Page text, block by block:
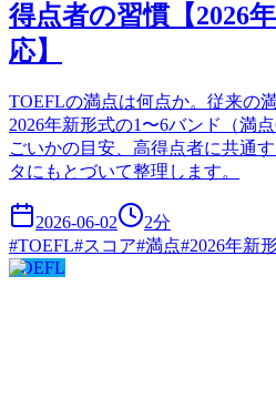
得点者の習慣【2026
応】
TOEFLの満点は何点か。従来の
2026年新形式の1〜6バンド（満
ごいかの目安、高得点者に共通
タにもとづいて整理します。
2026-06-02 2分
#TOEFL#スコア#満点#2026年新
TOEFL